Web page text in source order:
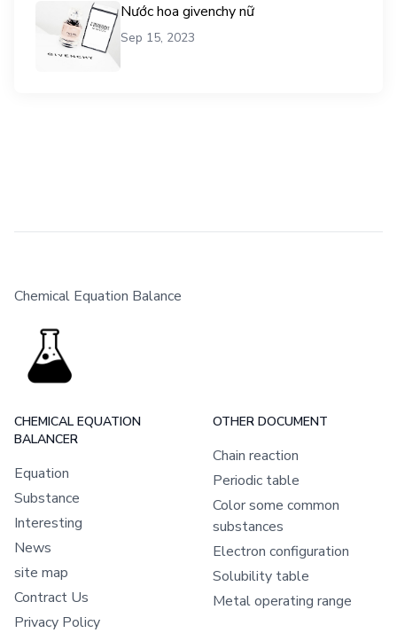
Nước hoa givenchy nữ
Sep 15, 2023
Chemical Equation Balance
CHEMICAL EQUATION
BALANCER
Equation
Substance
Interesting
News
site map
Contract Us
Privacy Policy
OTHER DOCUMENT
Chain reaction
Periodic table
Color some common
substances
Electron configuration
Solubility table
Metal operating range